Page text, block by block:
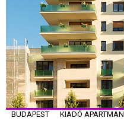
BUDAPEST KIADÓ APARTMAN